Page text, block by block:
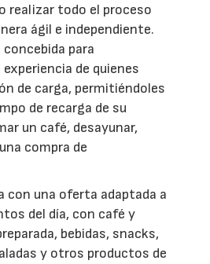
realizar todo el proceso
ágil e independiente.
para
de quienes
de carga, permitiéndoles
de recarga de su
un café, desayunar,
compra de
con una oferta adaptada a
del día, con café y
bebidas, snacks,
y otros productos de